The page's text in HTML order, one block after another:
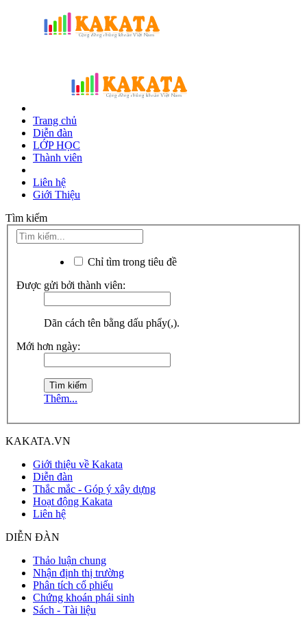
Trang chủ
Diễn đàn
LỚP HỌC
Thành viên
Liên hệ
Giới Thiệu
Tìm kiếm
Chỉ tìm trong tiêu đề
Được gửi bởi thành viên:
Dãn cách tên bằng dấu phẩy(,).
Mới hơn ngày:
Thêm...
KAKATA.VN
Giới thiệu về Kakata
Diễn đàn
Thắc mắc - Góp ý xây dựng
Hoạt động Kakata
Liên hệ
DIỄN ĐÀN
Thảo luận chung
Nhận định thị trường
Phân tích cổ phiếu
Chứng khoán phái sinh
Sách - Tài liệu